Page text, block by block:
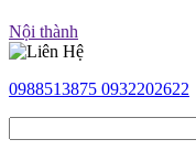
Nội thành
0988513875 0932202622